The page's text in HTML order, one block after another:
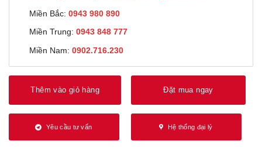
Miền Bắc: 0943 980 890
Miền Trung: 0943 848 777
Miền Nam: 0902.716.230
Thêm vào giỏ hàng Đặt mua ngay
Yêu cầu tư vấn Hệ thống đại lý